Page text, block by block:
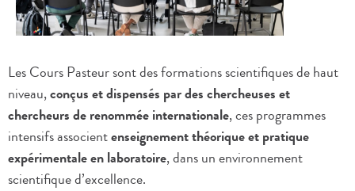
Les Cours Pasteur sont des formations scientifiques de haut
niveau,conçus et dispensés par des chercheuses et
chercheurs de renommée internationale, ces programmes
intensifs associentenseignement théorique et pratique
expérimentale en laboratoire, dans un environnement
scientifique d’excellence.